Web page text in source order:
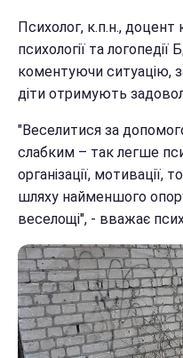
Психолог, к.п.н.,
психології та
коментуючи ситуацію,
діти отримують
"Веселитися за
слабким – так легше
організації, мотивації,
шляху найменшого
веселощі", - вважає